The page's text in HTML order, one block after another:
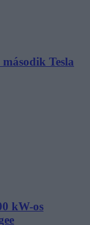
Tesla
kW-os